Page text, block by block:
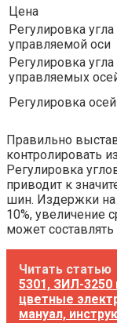
Цена
Регулировка
управляемой оси
Регулировка
управляемых
Регулировка
Правильно
контролировать
Регулировка
приводит к
шин. Издержки на
10%, увеличение
может составлять
Читать статью
5301, ЗИЛ-
цветные
мануал,